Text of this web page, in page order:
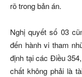
rõ trong bản án.
Nghị quyết số 03
đến hành vi tham
định tại các Điều
chất không phải là